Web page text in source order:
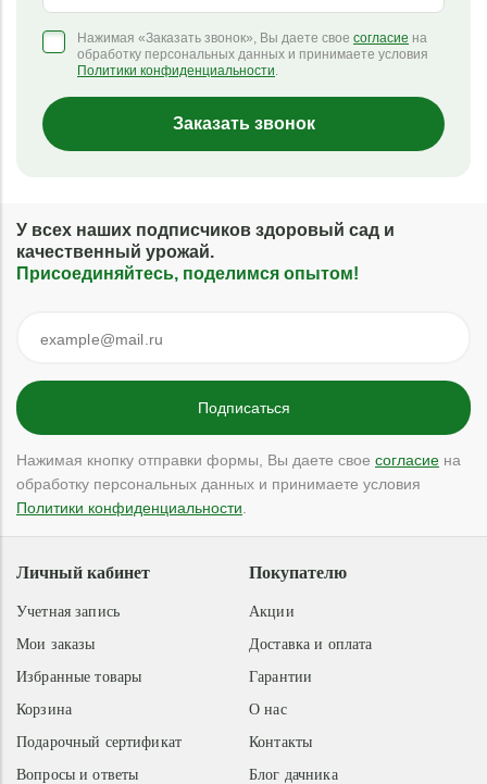
Нажимая «Заказать звонок», Вы даете свое согласие на
обработку персональных данных и принимаете условия
Политики конфиденциальности.
Заказать звонок
У всех наших подписчиков здоровый сад и
качественный урожай.
Присоединяйтесь, поделимся опытом!
Нажимая кнопку отправки формы, Вы даете свое согласие на
обработку персональных данных и принимаете условия
Политики конфиденциальности
Покупателю
Акции
Доставка и оплата
Гарантии
О нас
Контакты
Блог дачника
Личный кабинет
Учетная запись
Мои заказы
Избранные товары
Корзина
Подарочный сертификат
Вопросы и ответы